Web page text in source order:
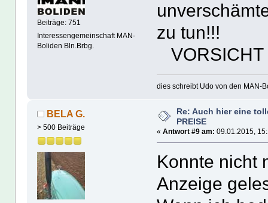
Beiträge: 751
Interessengemeinschaft MAN-
Boliden Bln.Brbg.
zu tun!!!
dies schreibt Udo von den MAN-
BELA G.
> 500 Beiträge
Re: Auch hier eine
PREISE
«Antwort #9 am: 09.01.2015,
Konnte nicht
Anzeige